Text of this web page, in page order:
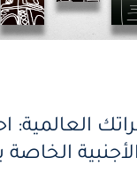
العالمية:
الخاصة